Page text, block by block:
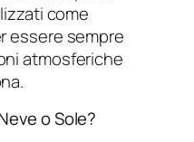
come
essere sempre
atmosferiche
o Sole?